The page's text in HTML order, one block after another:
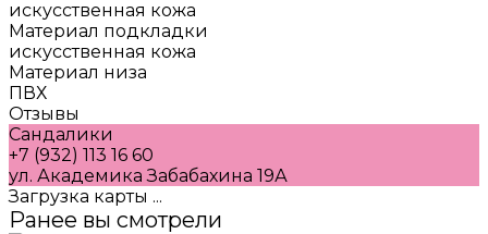
искусственная кожа
Материал подкладки
искусственная кожа
Материал низа
ПВХ
Отзывы
Сандалики
+7 (932) 113 16 60
ул. Академика Забабахина 19А
Загрузка карты ...
Ранее вы смотрели